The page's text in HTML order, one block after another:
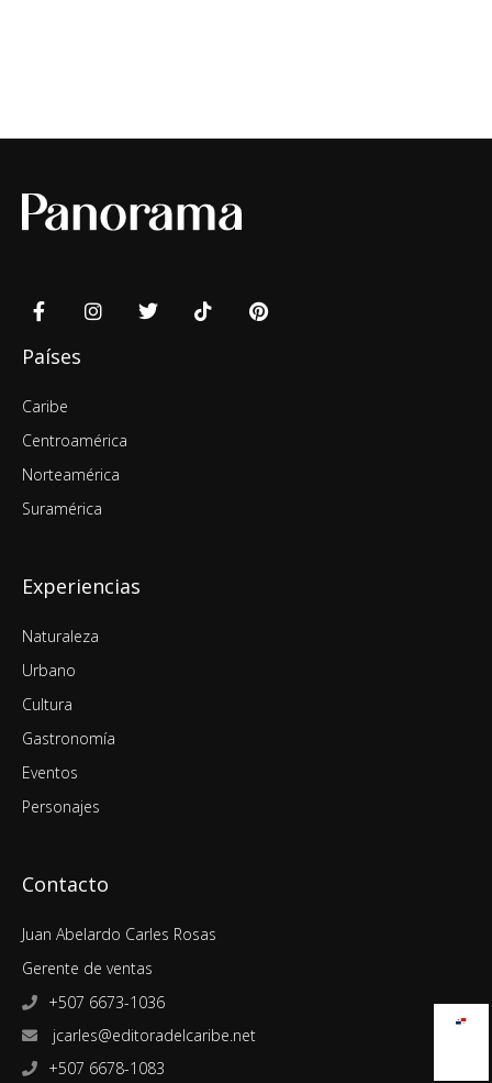
Países
Caribe
Centroamérica
Norteamérica
Suramérica
Experiencias
Naturaleza
Urbano
Cultura
Gastronomía
Eventos
Personajes
Contacto
Juan Abelardo Carles Rosas
Gerente de ventas
+507 6673-1036
jcarles@editoradelcaribe.net
+507 6678-1083